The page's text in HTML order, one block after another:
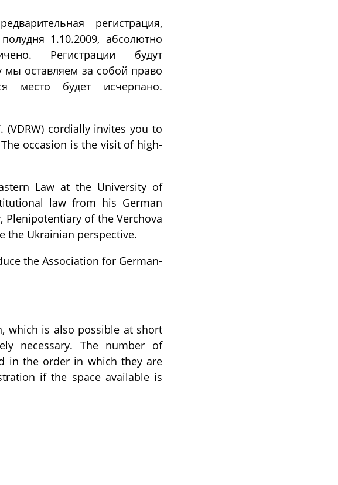
регистрация,
1.10.2009, абсолютно
Регистрации будут
мы оставляем за собой право
место будет исчерпано.
(VDRW) cordially invites you to
occasion is the visit of high-
Law at the University of
law from his German
Plenipotentiary of the Verchova
the Ukrainian perspective.
the Association for German-
which is also possible at short
necessary. The number of
in the order in which they are
if the space available is